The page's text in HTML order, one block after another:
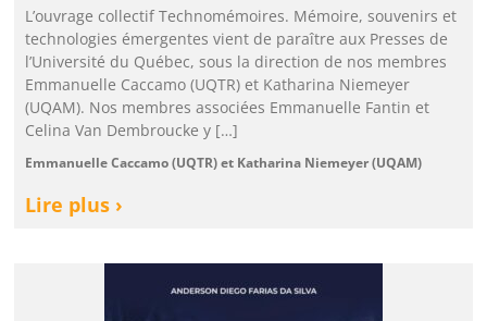
L’ouvrage collectif Technomémoires. Mémoire, souvenirs et
technologies émergentes vient de paraître aux Presses de
l’Université du Québec, sous la direction de nos membres
Emmanuelle Caccamo (UQTR) et Katharina Niemeyer
(UQAM). Nos membres associées Emmanuelle Fantin et
Celina Van Dembroucke y […]
Emmanuelle Caccamo (UQTR) et Katharina Niemeyer (UQAM)
Lire plus ›